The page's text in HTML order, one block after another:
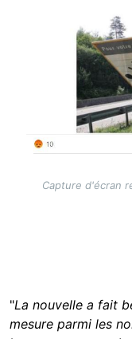
Capture d'écran
"La nouvelle a fait
mesure parmi les